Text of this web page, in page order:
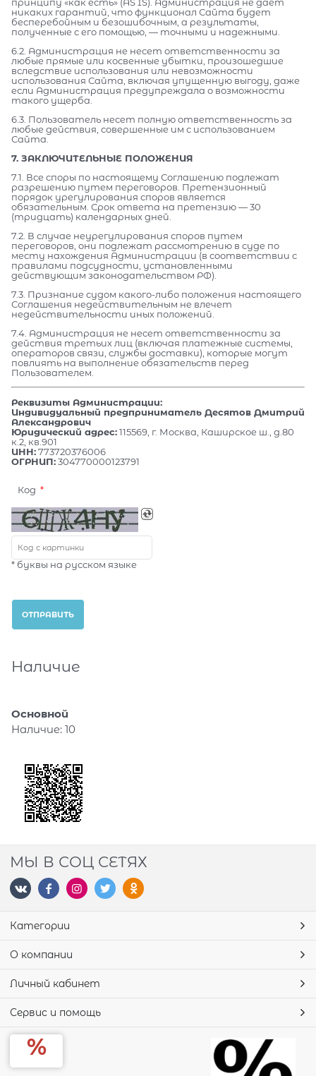
принципу «как есть» (AS IS). Администрация не дает
никаких гарантий, что функционал Сайта будет
бесперебойным и безошибочным, а результаты,
полученные с его помощью, — точными и надежными.
6.2. Администрация не несет ответственности за
любые прямые или косвенные убытки, произошедшие
вследствие использования или невозможности
использования Сайта, включая упущенную выгоду, даже
если Администрация предупреждала о возможности
такого ущерба.
6.3. Пользователь несет полную ответственность за
любые действия, совершенные им с использованием
Сайта.
7. ЗАКЛЮЧИТЕЛЬНЫЕ ПОЛОЖЕНИЯ
7.1. Все споры по настоящему Соглашению подлежат
разрешению путем переговоров. Претензионный
порядок урегулирования споров является
обязательным. Срок ответа на претензию — 30
(тридцать) календарных дней.
7.2. В случае неурегулирования споров путем
переговоров, они подлежат рассмотрению в суде по
месту нахождения Администрации (в соответствии с
правилами подсудности, установленными
действующим законодательством РФ).
7.3. Признание судом какого-либо положения настоящего
Соглашения недействительным не влечет
недействительности иных положений.
7.4. Администрация не несет ответственности за
действия третьих лиц (включая платежные системы,
операторов связи, службы доставки), которые могут
повлиять на выполнение обязательств перед
Пользователем.
Реквизиты Администрации:
Индивидуальный предприниматель Десятов Дмитрий
Александрович
Юридический адрес:115569, г. Москва, Каширское ш., д.80
к.2, кв.901
ИНН:773720376006
ОГРНИП:304770000123791
Код
* буквы на русском языке
Наличие
Основной
Наличие: 10
МЫ В СОЦ СЕТЯХ
Категории
О компании
Личный кабинет
Сервис и помощь